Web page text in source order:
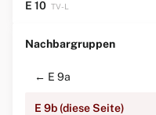
E 10 TV-L
Nachbargruppen
← E 9a
E 9b (diese Seite)